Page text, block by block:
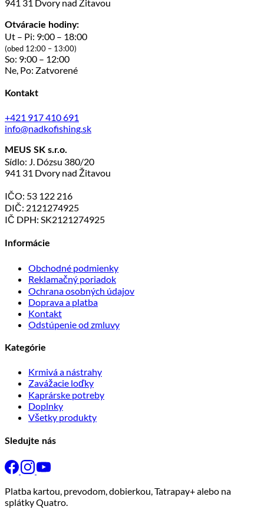
941 31 Dvory nad Žitavou
Otváracie hodiny:
Ut – Pi: 9:00 – 18:00
(obed 12:00 – 13:00)
So: 9:00 – 12:00
Ne, Po: Zatvorené
Kontakt
+421 917 410 691
info@nadkofishing.sk
MEUS SK s.r.o.
Sídlo: J. Dózsu 380/20
941 31 Dvory nad Žitavou
IČO: 53 122 216
DIČ: 2121274925
IČ DPH: SK2121274925
Informácie
Obchodné podmienky
Reklamačný poriadok
Ochrana osobných údajov
Doprava a platba
Kontakt
Odstúpenie od zmluvy
Kategórie
Krmivá a nástrahy
Zavážacie loďky
Kaprárske potreby
Doplnky
Všetky produkty
Sledujte nás
Platba kartou, prevodom, dobierkou, Tatrapay+ alebo na
splátky Quatro.